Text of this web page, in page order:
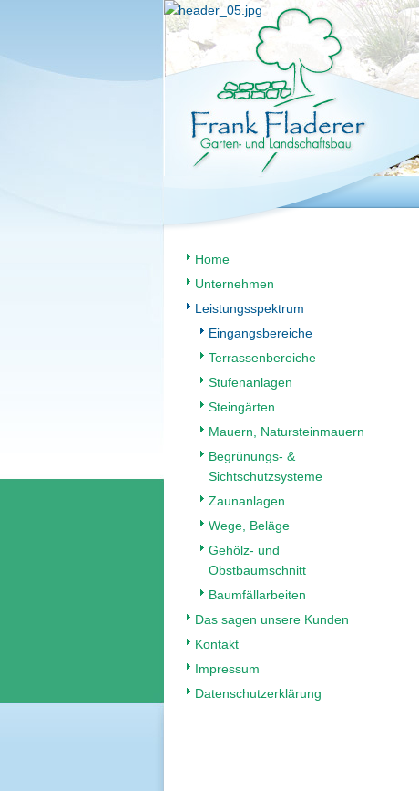
Home
Unternehmen
Leistungsspektrum
Eingangsbereiche
Terrassenbereiche
Stufenanlagen
Steingärten
Mauern, Natursteinmauern
Begrünungs- &
Sichtschutzsysteme
Zaunanlagen
Wege, Beläge
Gehölz- und
Obstbaumschnitt
Baumfällarbeiten
Das sagen unsere Kunden
Kontakt
Impressum
Datenschutzerklärung